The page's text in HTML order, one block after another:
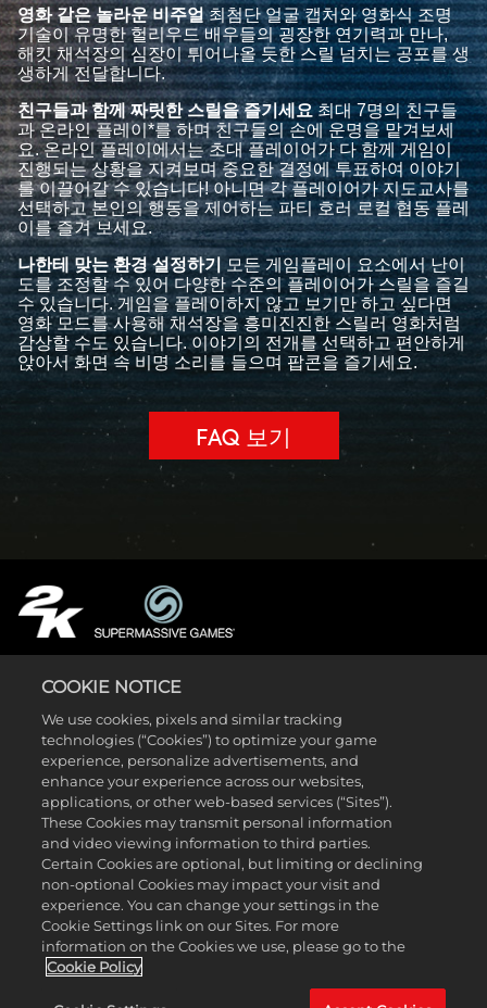
영화 같은 놀라운 비주얼최첨단 얼굴 캡처와 영화식 조명
기술이 유명한 헐리우드 배우들의 굉장한 연기력과 만나,
해킷 채석장의 심장이 튀어나올 듯한 스릴 넘치는 공포를 생
생하게 전달합니다.
친구들과 함께 짜릿한 스릴을 즐기세요최대 7명의 친구들
과 온라인 플레이*를 하며 친구들의 손에 운명을 맡겨보세
요. 온라인 플레이에서는 초대 플레이어가 다 함께 게임이
진행되는 상황을 지켜보며 중요한 결정에 투표하여 이야기
를 이끌어갈 수 있습니다! 아니면 각 플레이어가 지도교사를
선택하고 본인의 행동을 제어하는 파티 호러 로컬 협동 플레
이를 즐겨 보세요.
나한테 맞는 환경 설정하기모든 게임플레이 요소에서 난이
도를 조정할 수 있어 다양한 수준의 플레이어가 스릴을 즐길
수 있습니다. 게임을 플레이하지 않고 보기만 하고 싶다면
영화 모드를 사용해 채석장을 흥미진진한 스릴러 영화처럼
감상할 수도 있습니다. 이야기의 전개를 선택하고 편안하게
앉아서 화면 속 비명 소리를 들으며 팝콘을 즐기세요.
FAQ 보기
LEGAL
SUPPORT
© Supermassive Games 2026. Published and distributed by 2K.
Supermassive Games, The Quarry and Quarry names and logos are
trademarks or registered trademarks of Supermassive Games
COOKIE NOTICE
We use cookies, pixels and similar tracking
technologies (“Cookies”) to optimize your game
experience, personalize advertisements, and
enhance your experience across our websites,
applications, or other web-based services (“Sites”).
These Cookies may transmit personal information
and video viewing information to third parties.
Certain Cookies are optional, but limiting or declining
non-optional Cookies may impact your visit and
experience. You can change your settings in the
Cookie Settings link on our Sites. For more
information on the Cookies we use, please go to the
Cookie Policy